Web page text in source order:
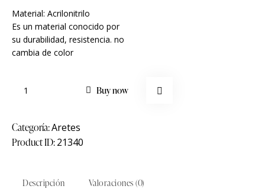
Material: Acrilonitrilo
Es un material conocido por
su durabilidad, resistencia. no
cambia de color
Buy now
Categoría:Aretes
Product ID:21340
Descripción Valoraciones (0)